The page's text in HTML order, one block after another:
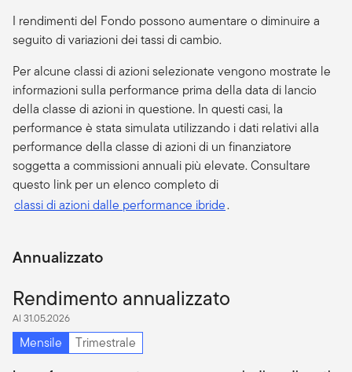
I rendimenti del Fondo possono aumentare o diminuire a
seguito di variazioni dei tassi di cambio.
Per alcune classi di azioni selezionate vengono mostrate le
informazioni sulla performance prima della data di lancio
della classe di azioni in questione. In questi casi, la
performance è stata simulata utilizzando i dati relativi alla
performance della classe di azioni di un finanziatore
soggetta a commissioni annuali più elevate. Consultare
questo link per un elenco completo di
classi di azioni dalle performance ibride.
Annualizzato
Rendimento annualizzato
Al 31.05.2026
Mensile
Trimestrale